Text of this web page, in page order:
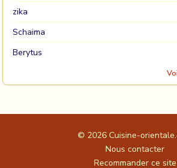
zika
Schaima
Berytus
© 2026 Cuisine-
Nous contacter
Recommander ce site